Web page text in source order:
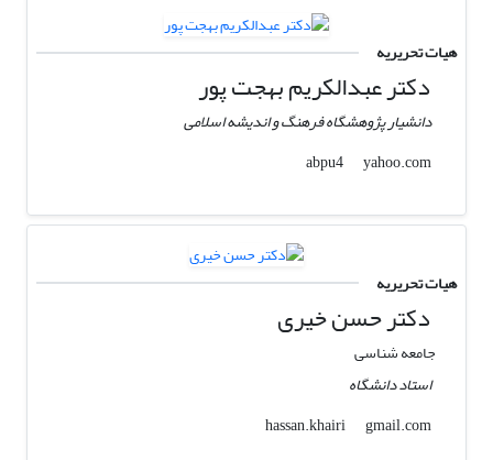
هیات تحریریه
دکتر عبدالکریم بهجت پور
دانشیار پژوهشگاه فرهنگ و اندیشه اسلامی
abpu4
yahoo.com
هیات تحریریه
دکتر حسن خیری
جامعه شناسی
استاد دانشگاه
hassan.khairi
gmail.com